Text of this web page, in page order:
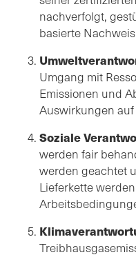
nachverfolgt,
basierte
Umgang mit
Emissionen und
Auswirkungen
Soziale
werden fair
werden geachtet
Lieferkette